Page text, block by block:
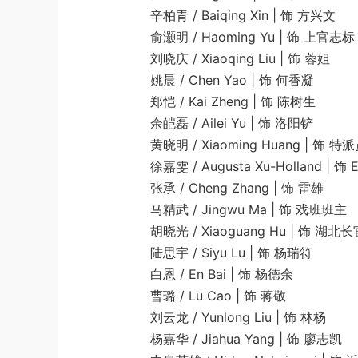
辛柏青 / Baiqing Xin | 饰 方兴文
俞灏明 / Haoming Yu | 饰 上官志标
刘晓庆 / Xiaoqing Liu | 饰 蓉姐
姚晨 / Chen Yao | 饰 何香凝
郑恺 / Kai Zheng | 饰 陈树生
余皑磊 / Ailei Yu | 饰 洛阳铲
黄晓明 / Xiaoming Huang | 饰 特派
徐嘉雯 / Augusta Xu-Holland | 饰
张承 / Cheng Zhang | 饰 雷雄
马精武 / Jingwu Ma | 饰 戏班班主
胡晓光 / Xiaoguang Hu | 饰 湖北长
陆思宇 / Siyu Lu | 饰 杨瑞符
白恩 / En Bai | 饰 杨德余
曹璐 / Lu Cao | 饰 蒋敬
刘云龙 / Yunlong Liu | 饰 林杨
杨嘉华 / Jiahua Yang | 饰 廖志凯